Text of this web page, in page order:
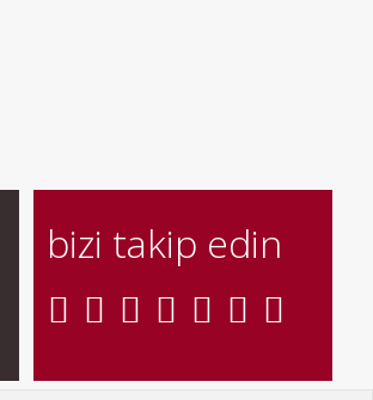
bizi takip edin